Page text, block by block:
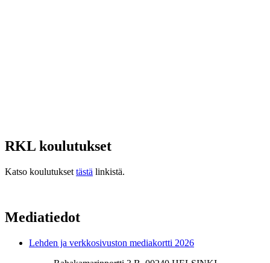
RKL koulutukset
Katso koulutukset tästä linkistä.
Mediatiedot
Lehden ja verkkosivuston mediakortti 2026